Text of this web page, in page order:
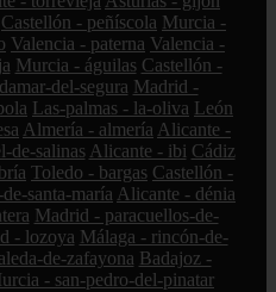
Castellón - peñíscola Murcia -
Valencia - paterna Valencia -
Murcia - águilas Castellón -
del-segura Madrid -
Las-palmas - la-oliva León
Almería - almería Alicante -
de-salinas Alicante - ibi Cádiz
Toledo - bargas Castellón -
santa-maría Alicante - dénia
Madrid - paracuellos-de-
- lozoya Málaga - rincón-de-
de-zafayona Badajoz -
- san-pedro-del-pinatar